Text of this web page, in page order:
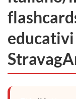
educativi